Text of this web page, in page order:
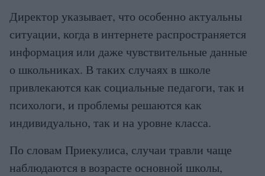
Директор указывает, что особенно актуальны
ситуации, когда в интернете распространяется
информация или даже чувствительные данные
о школьниках. В таких случаях в школе
привлекаются как социальные педагоги, так и
психологи, и проблемы решаются как
индивидуально, так и на уровне класса.
По словам Приекулиса, случаи травли чаще
наблюдаются в возрасте основной школы,